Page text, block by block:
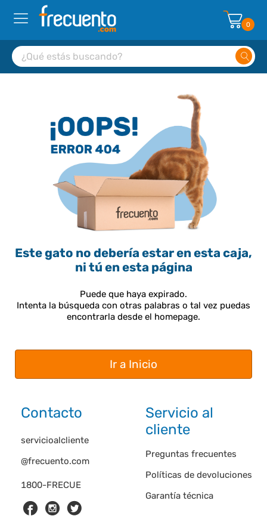
0
Este gato no debería estar en esta caja,
ni tú en esta página
Puede que haya expirado.
Intenta la búsqueda con otras palabras o tal vez puedas
encontrarla desde el homepage.
Ir a Inicio
Contacto
1800-FRECUE
servicioalcliente
@frecuento.com
Servicio al
cliente
Preguntas frecuentes
Políticas de devoluciones
Garantía técnica